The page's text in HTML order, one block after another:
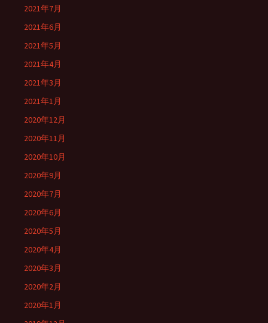
2021年7月
2021年6月
2021年5月
2021年4月
2021年3月
2021年1月
2020年12月
2020年11月
2020年10月
2020年9月
2020年7月
2020年6月
2020年5月
2020年4月
2020年3月
2020年2月
2020年1月